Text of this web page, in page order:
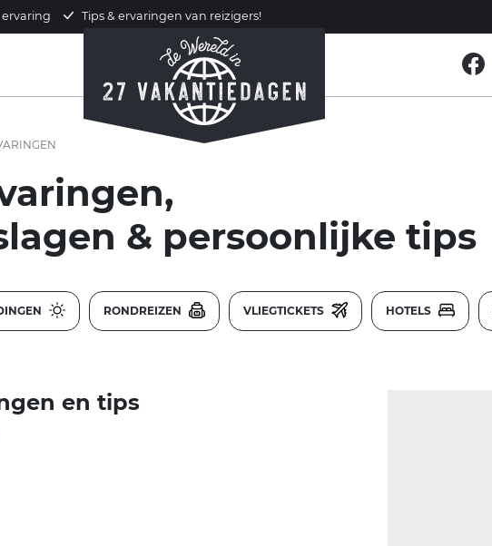
ervaring Tips & ervaringen van reizigers!
& persoonlijke tips
RONDREIZEN VLIEGTICKETS HOTELS
en tips